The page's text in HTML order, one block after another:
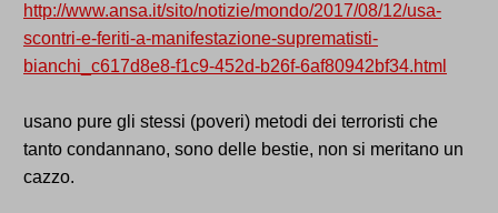
http://www.ansa.it/sito/notizie/mondo/2017/08/12/usa-
scontri-e-feriti-a-manifestazione-suprematisti-
bianchi_c617d8e8-f1c9-452d-b26f-6af80942bf34.html
usano pure gli stessi (poveri) metodi dei terroristi che
tanto condannano, sono delle bestie, non si meritano un
cazzo.